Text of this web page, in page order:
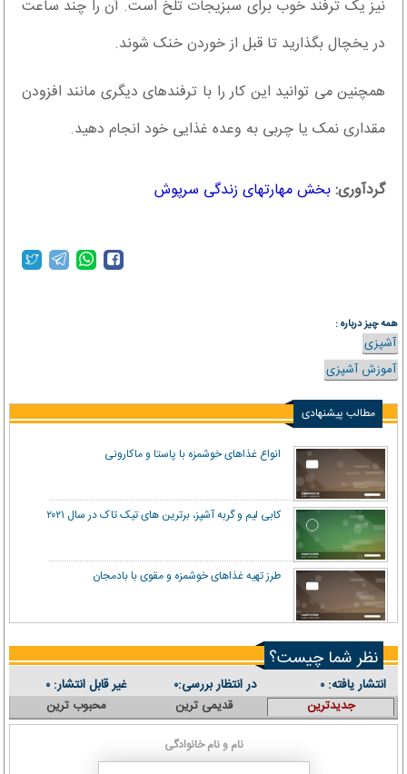
نیز یک ترفند خوب برای سبزیجات تلخ است. آن را چند ساعت
در یخچال بگذارید تا قبل از خوردن خنک شوند.
همچنین می توانید این کار را با ترفندهای دیگری مانند افزودن
مقداری نمک یا چربی به وعده غذایی خود انجام دهید.
گردآوری:بخش مهارتهای زندگی سرپوش
همه چیز درباره :
آشپزی
آموزش آشپزی
مطالب پیشنهادی
انواع غذاهای خوشمزه با پاستا و ماکارونی
کابی لیم و گربه آشپز، برترین های تیک تاک در سال ۲۰۲۱
طرز تهیه غذاهای خوشمزه و مقوی با بادمجان
نظر شما چیست؟
انتشار یافته: ۰ در انتظار بررسی:۰ غیر قابل انتشار: ۰
جدیدترین قدیمی ترین محبوب ترین
نام و نام خانوادگی